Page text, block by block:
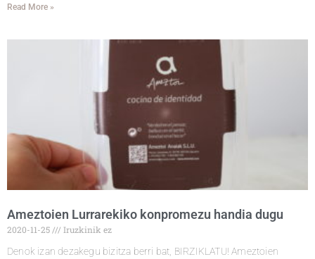
Read More »
Ameztoien Lurrarekiko konpromezu handia dugu
2020-11-25
Iruzkinik ez
Denok izan dezakegu bizitza berri bat, BIRZIKLATU! Ameztoien